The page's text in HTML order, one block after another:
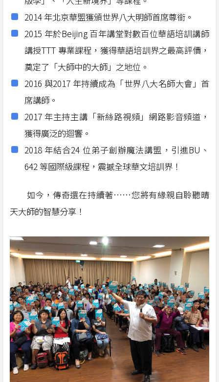
2014 年北京華盟獲頒世界八大明師首席尊銜。
2015 年於Beijing 百年講堂對數百位華語培訓講師
講授TTT 專業課程，獲得華語培訓界之最高評價，
奠定了「大師中的大師」之地位。
2016 與2017 年持續成為「世界八大名師大會」首
席講師。
2017 年主持主講「新絲路視頻」網路影音頻道，
獲得廣泛的迴響。
2018 年結合24 位弟子創辦魔法講盟，引進BU、
642 等國際級課程，震撼全球華文培訓界！
如今，傳奇還在持續著……您將有緣親自聆聽晴
天大師的智慧分享！